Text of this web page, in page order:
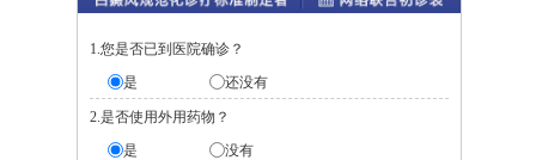
1.您是否已到医院确诊？
是
还没有
2.是否使用外用药物？
是
没有